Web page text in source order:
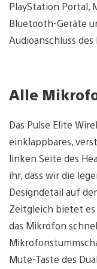
PlayStation Portal,
Bluetooth-Geräte
Audioanschluss
Alle
Das Pulse Elite
einklappbares,
linken Seite des
ihr, dass wir die
Designdetail auf
Zeitgleich bietet
das Mikrofon
Mute-Taste des